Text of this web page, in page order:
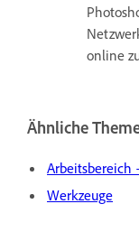
online
Ähnliche
Arbeitsbereich
Werkzeuge